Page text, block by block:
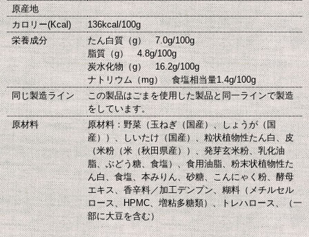
原産地
カロリー(Kcal)
136kcal/100g
栄養成分
たん白質（g） 7.0g/100g
脂質（g） 4.8g/100g
炭水化物（g） 16.2g/100g
ナトリウム（mg） 食塩相当量1.4g/100g
同じ製造ライン
この製品はごまを使用した製品と同一ラインで製造
をしています。
原材料
原材料：野菜（玉ねぎ（国産）、しょうが（国
産））、しいたけ（国産）、粒状植物性たん白、皮
（米粉（米（秋田県産））、発芽玄米粉、乳化油
脂、ぶどう糖、食塩）、食用油脂、粉末状植物性た
ん白、食塩、本みりん、砂糖、こんにゃく粉、酵母
エキス、香辛料／加工デンプン、糊料（メチルセル
ロース、HPMC、増粘多糖類）、トレハロース、（一
部に大豆を含む）